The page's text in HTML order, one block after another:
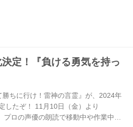
るぞ！ このチャンスに「負ける勇気
！ 榊原信行CEO 2ショット撮影会 概
定！『負ける勇気を持っ
ちに行け！雷神の言霊』が、2024年
したぞ！ 11月10日（金）より
ロの声優の朗読で移動中や作業中で